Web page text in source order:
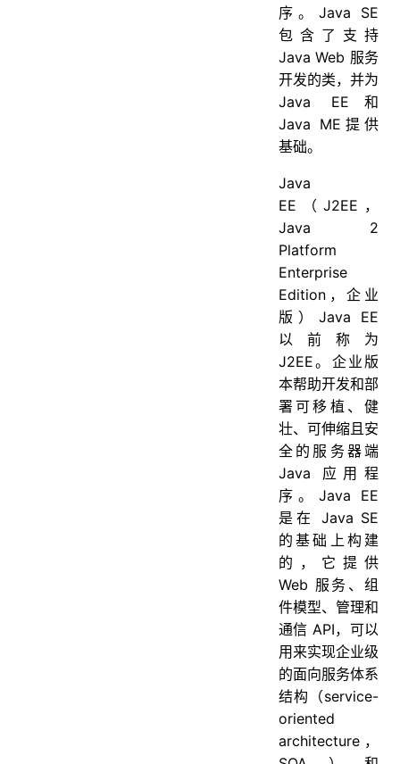
59. 重载（Overload）和重写（Override）的区别。重载的方法能否根据返回类型进行区分？
对象相等判断
Java包
66. JDK 中常用的包有哪些
67. import java和javax有什么区别
四、IO流
70. Files的常用方法都有哪些？
五、反射
74. Java获取反射的三种方法
六、常用API
String相关
序。Java SE
包含了支持
Java Web 服务
开发的类，并为
Java EE和
Java ME提供
基础。
Java
EE（J2EE，
Java 2
Platform
Enterprise
Edition，企业
版）Java EE
以前称为
J2EE。企业版
本帮助开发和部
署可移植、健
壮、可伸缩且安
全的服务器端
Java 应用程
序。Java EE
是在 Java SE
的基础上构建
的，它提供
Web 服务、组
件模型、管理和
通信 API，可以
用来实现企业级
的面向服务体系
结构（service-
oriented
architecture，